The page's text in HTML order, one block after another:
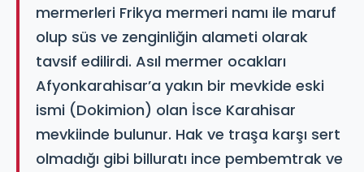
mermerleri Frikya mermeri namı ile maruf
olup süs ve zenginliğin alameti olarak
tavsif edilirdi. Asıl mermer ocakları
Afyonkarahisar’a yakın bir mevkide eski
ismi (Dokimion) olan İsce Karahisar
mevkiinde bulunur. Hak ve traşa karşı sert
olmadığı gibi billuratı ince pembemtrak ve